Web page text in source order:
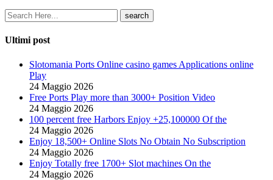
Ultimi post
Slotomania Ports Online casino games Applications online
Play
24 Maggio 2026
Free Ports Play more than 3000+ Position Video
24 Maggio 2026
100 percent free Harbors Enjoy +25,100000 Of the
24 Maggio 2026
Enjoy 18,500+ Online Slots No Obtain No Subscription
24 Maggio 2026
Enjoy Totally free 1700+ Slot machines On the
24 Maggio 2026